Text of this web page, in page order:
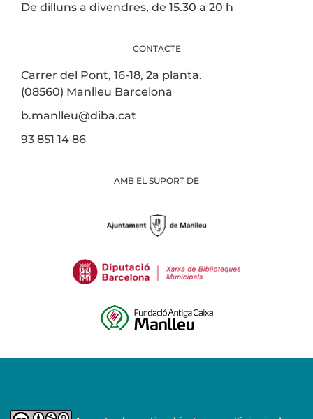
De dilluns a divendres, de 15.30 a 20 h
CONTACTE
Carrer del Pont, 16-18, 2a planta.
(08560) Manlleu Barcelona
b.manlleu@diba.cat
93 851 14 86
AMB EL SUPORT DE